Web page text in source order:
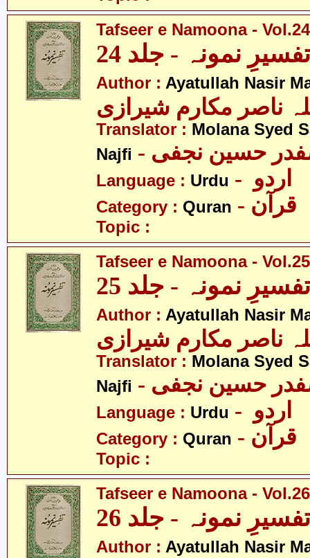
Tafseer e Namoona - Vol.24
تفسیرِ نمونہ - جلد 24
Author : Ayatullah Nasir
ناصر مکارم شیرازی
Translator : Molana Syed
Najfi
صفدر حسین نجفی
Language : Urdu
Category : Quran - قرآن
Topic :
Tafseer e Namoona - Vol.25
تفسیرِ نمونہ - جلد 25
Author : Ayatullah Nasir
ناصر مکارم شیرازی
Translator : Molana Syed
Najfi
صفدر حسین نجفی
Language : Urdu
Category : Quran - قرآن
Topic :
Tafseer e Namoona - Vol.26
تفسیرِ نمونہ - جلد 26
Author : Ayatullah Nasir